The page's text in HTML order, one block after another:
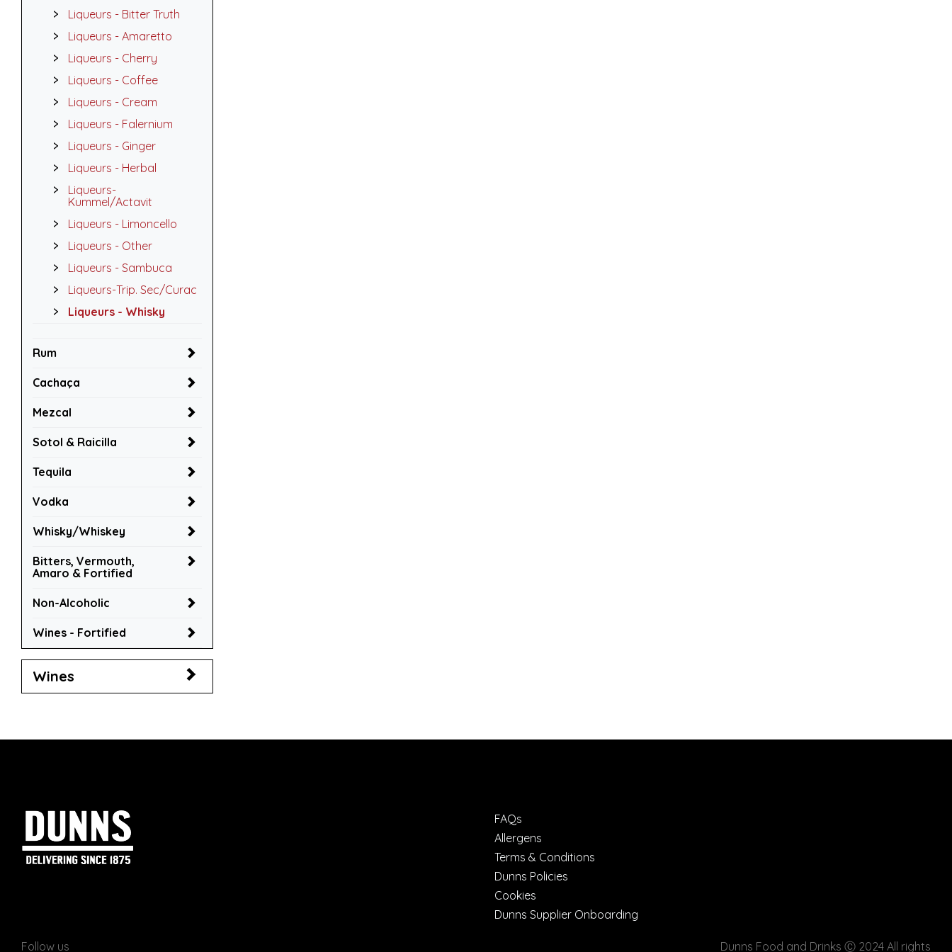
Liqueurs - Bitter Truth
Liqueurs - Amaretto
Liqueurs - Cherry
Liqueurs - Coffee
Liqueurs - Cream
Liqueurs - Falernium
Liqueurs - Ginger
Liqueurs - Herbal
Liqueurs-
Kummel/Actavit
Liqueurs - Limoncello
Liqueurs - Other
Liqueurs - Sambuca
Liqueurs-Trip. Sec/Curac
Liqueurs - Whisky
Rum
Cachaça
Mezcal
Sotol & Raicilla
Tequila
Vodka
Whisky/Whiskey
Bitters, Vermouth,
Amaro & Fortified
Non-Alcoholic
Wines - Fortified
Wines
FAQs
Allergens
Terms & Conditions
Dunns Policies
Cookies
Dunns Supplier Onboarding
Follow us Dunns Food and Drinks Ⓒ 2024 All rights